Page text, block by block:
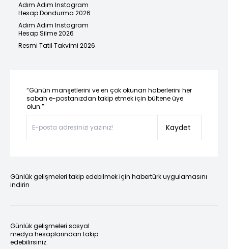
Adım Adım Instagram
Hesap Dondurma 2026
Adım Adım Instagram
Hesap Silme 2026
Resmi Tatil Takvimi 2026
“Günün manşetlerini ve en çok okunan haberlerini her
sabah e-postanızdan takip etmek için bültene üye
olun.”
Kaydet
Günlük gelişmeleri takip edebilmek için habertürk uygulamasını
indirin
Günlük gelişmeleri sosyal
medya hesaplarından takip
edebilirsiniz.